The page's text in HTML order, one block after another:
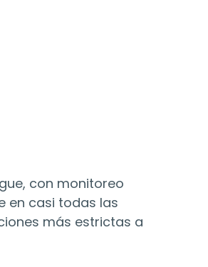
con monitoreo
en casi todas las
más estrictas a